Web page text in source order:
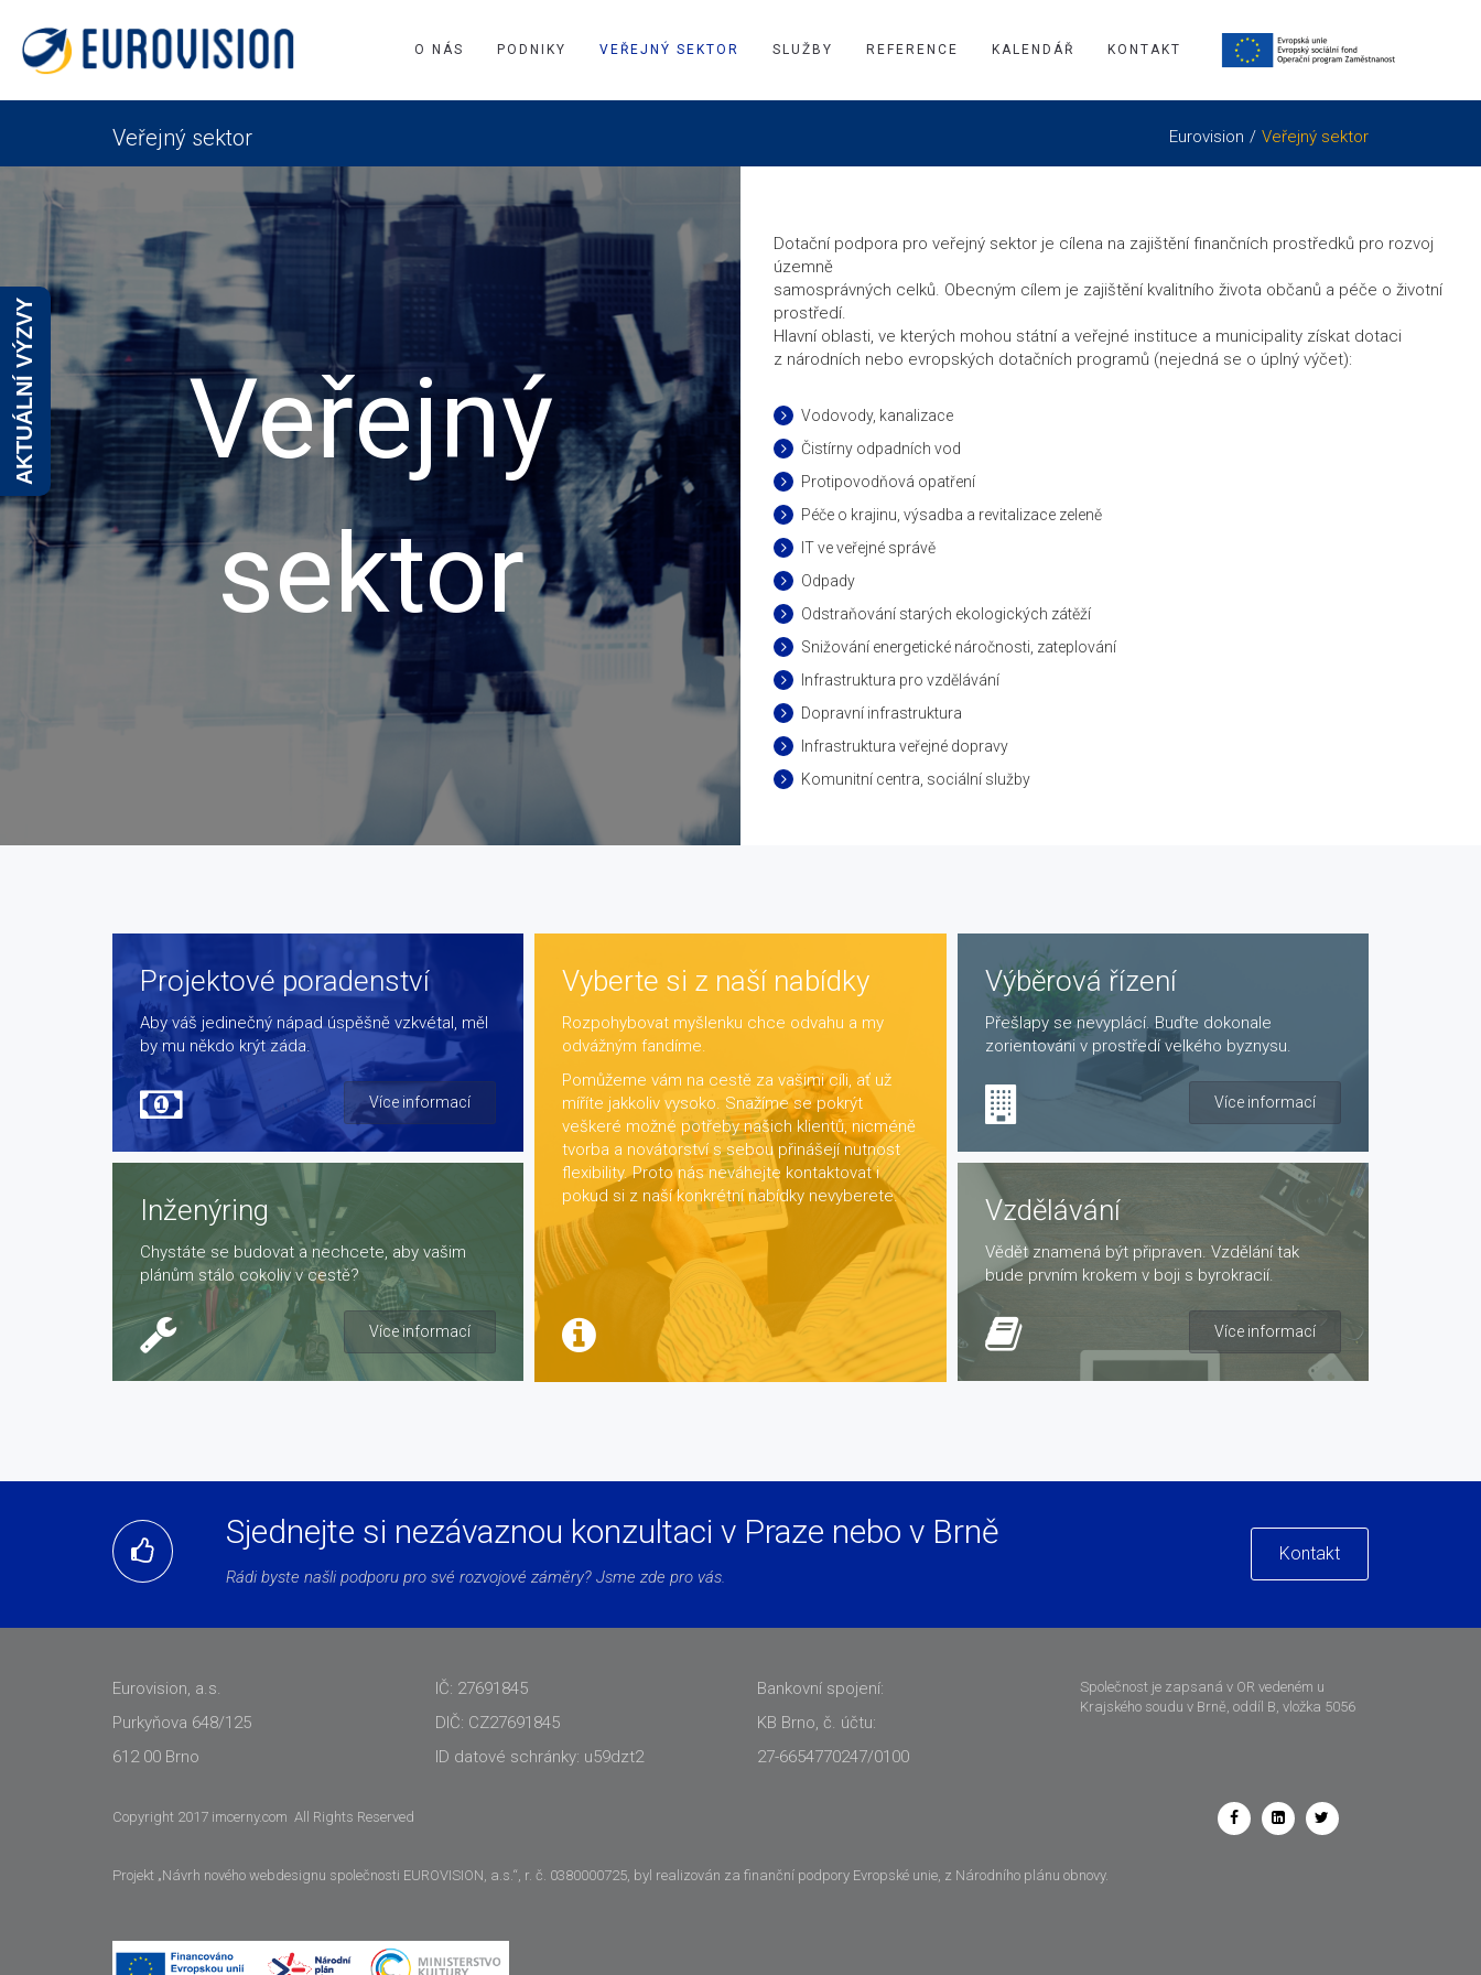
O NÁS PODNIKY VEŘEJNÝ SEKTOR SLUŽBY REFERENCE KALENDÁŘ KONTAKT
Veřejný sektor Eurovision Veřejný sektor
Veřejný
sektor
Dotační podpora pro veřejný sektor je cílena na zajištění finančních prostředků pro rozvoj
územně
samosprávných celků. Obecným cílem je zajištění kvalitního života občanů a péče o životní
prostředí.
Hlavní oblasti, ve kterých mohou státní a veřejné instituce a municipality získat dotaci
z národních nebo evropských dotačních programů (nejedná se o úplný výčet):
Vodovody, kanalizace
Čistírny odpadních vod
Protipovodňová opatření
Péče o krajinu, výsadba a revitalizace zeleně
IT ve veřejné správě
Odpady
Odstraňování starých ekologických zátěží
Snižování energetické náročnosti, zateplování
Infrastruktura pro vzdělávání
Dopravní infrastruktura
Infrastruktura veřejné dopravy
Komunitní centra, sociální služby
Projektové poradenství
Aby váš jedinečný nápad úspěšně vzkvétal, měl
by mu někdo krýt záda.
Více informací
Inženýring
Chystáte se budovat a nechcete, aby vašim
plánům stálo cokoliv v cestě?
Více informací
Vyberte si z naší nabídky
Rozpohybovat myšlenku chce odvahu a my
odvážným fandíme.
Pomůžeme vám na cestě za vašimi cíli, ať už
míříte jakkoliv vysoko. Snažíme se pokrýt
veškeré možné potřeby našich klientů, nicméně
tvorba a novátorství s sebou přinášejí nutnost
flexibility. Proto nás neváhejte kontaktovat i
pokud si z naší konkrétní nabídky nevyberete.
Výběrová řízení
Přešlapy se nevyplácí. Buďte dokonale
zorientováni v prostředí velkého byznysu.
Více informací
Vzdělávání
Vědět znamená být připraven. Vzdělání tak
bude prvním krokem v boji s byrokracií.
Více informací
Sjednejte si nezávaznou konzultaci v Praze nebo v Brně
Rádi byste našli podporu pro své rozvojové záměry? Jsme zde pro vás.
Kontakt
Eurovision, a.s.
Purkyňova 648/125
612 00 Brno
IČ: 27691845
DIČ: CZ27691845
ID datové schránky: u59dzt2
Bankovní spojení:
KB Brno, č. účtu:
27-6654770247/0100
Společnost je zapsaná v OR vedeném u
Krajského soudu v Brně, oddíl B, vložka 5056
Copyright 2017 imcerny.com All Rights Reserved
Projekt „Návrh nového webdesignu společnosti EUROVISION, a.s.“, r. č. 0380000725, byl realizován za finanční podpory Evropské unie, z Národního plánu obnovy.
AKTUÁLNÍ VÝZVY